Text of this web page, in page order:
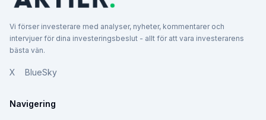
Vi förser investerare med analyser, nyheter, kommentarer och
intervjuer för dina investeringsbeslut - allt för att vara investerarens
bästa vän.
X BlueSky
Navigering